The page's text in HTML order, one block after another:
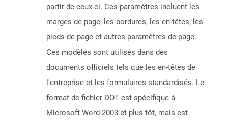
partir de ceux-ci. Ces paramètres incluent les
marges de page, les bordures, les en-têtes, les
pieds de page et autres paramètres de page.
Ces modèles sont utilisés dans des
documents officiels tels que les en-têtes de
l'entreprise et les formulaires standardisés. Le
format de fichier DOT est spécifique à
Microsoft Word 2003 et plus tôt, mais est